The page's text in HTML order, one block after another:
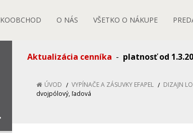
O NÁS VŠETKO O NÁKUPE
Aktualizácia cenníka - platnosť od
ÚVOD VYPÍNAČE A ZÁSUVKY EFAPEL DIZAJN
dvojpólový, ľadová